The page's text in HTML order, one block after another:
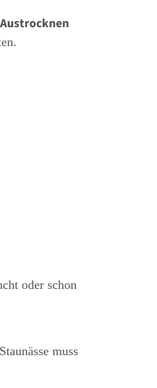
Austrocknen
oder schon
muss